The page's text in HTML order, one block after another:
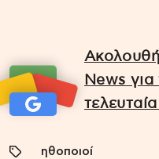
News
ηθοποιοί